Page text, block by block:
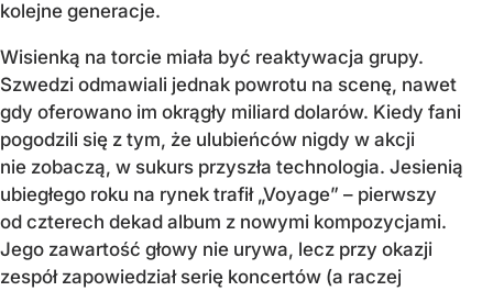
kolejne generacje.
Wisienką na torcie miała być reaktywacja grupy.
Szwedzi odmawiali jednak powrotu na scenę, nawet
gdy oferowano im okrągły miliard dolarów. Kiedy fani
pogodzili się z tym, że ulubieńców nigdy w akcji
nie zobaczą, w sukurs przyszła technologia. Jesienią
ubiegłego roku na rynek trafił „Voyage” – pierwszy
od czterech dekad album z nowymi kompozycjami.
Jego zawartość głowy nie urywa, lecz przy okazji
zespół zapowiedział serię koncertów (a raczej